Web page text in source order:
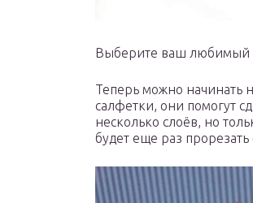
Выберите ваш любимый
Теперь можно начинать
салфетки, они помогут
несколько слоёв, но
будет еще раз